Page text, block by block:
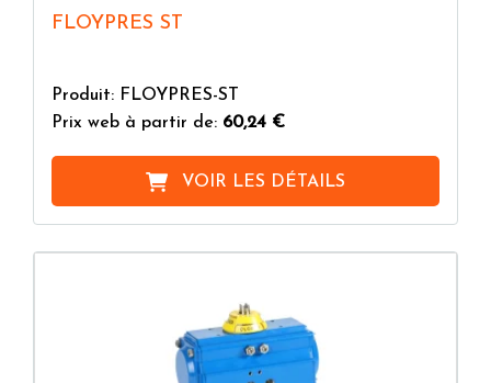
FLOYPRES ST
Produit: FLOYPRES-ST
Prix web à partir de: 60,24 €
VOIR LES DÉTAILS